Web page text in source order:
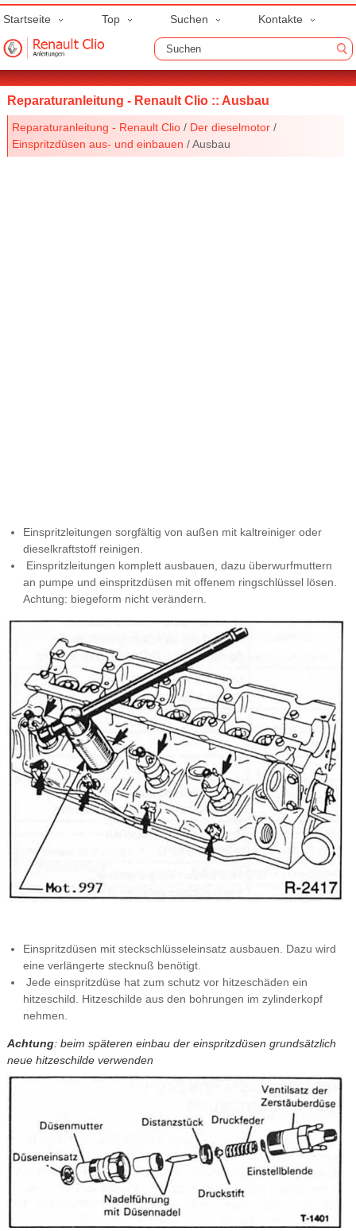
Startseite Top Suchen Kontakte
Reparaturanleitung - Renault Clio :: Ausbau
Reparaturanleitung - Renault Clio / Der dieselmotor /
Einspritzdüsen aus- und einbauen / Ausbau
Einspritzleitungen sorgfältig von außen mit kaltreiniger oder
dieselkraftstoff reinigen.
Einspritzleitungen komplett ausbauen, dazu überwurfmuttern
an pumpe und einspritzdüsen mit offenem ringschlüssel lösen.
Achtung: biegeform nicht verändern.
Einspritzdüsen mit steckschlüsseleinsatz ausbauen. Dazu wird
eine verlängerte stecknuß benötigt.
Jede einspritzdüse hat zum schutz vor hitzeschäden ein
hitzeschild. Hitzeschilde aus den bohrungen im zylinderkopf
nehmen.
Achtung: beim späteren einbau der einspritzdüsen grundsätzlich
neue hitzeschilde verwenden